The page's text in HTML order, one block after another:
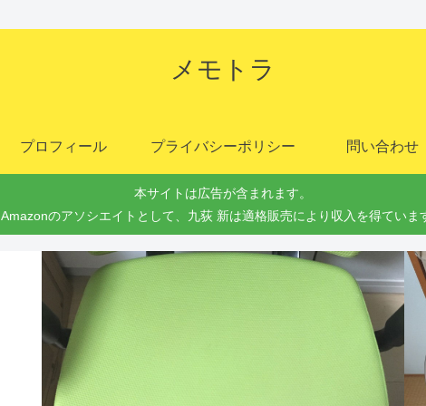
メモトラ
プロフィール プライバシーポリシー 問い合わせ
本サイトは広告が含まれます。
Amazonのアソシエイトとして、九荻 新は適格販売により収入を得ていま